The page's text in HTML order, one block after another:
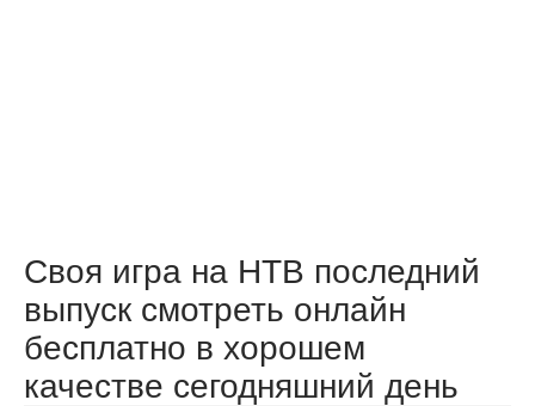
Своя игра на НТВ последний
выпуск смотреть онлайн
бесплатно в хорошем
качестве сегодняшний день